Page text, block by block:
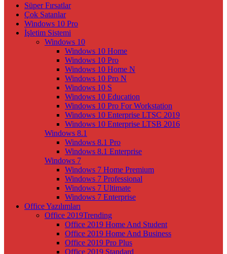
Süper Fırsatlar
Çok Satanlar
Windows 10 Pro
İşletim Sistemi
Windows 10
Windows 10 Home
Windows 10 Pro
Windows 10 Home N
Windows 10 Pro N
Windows 10 S
Windows 10 Education
Windows 10 Pro For Workstation
Windows 10 Enterprise LTSC 2019
Windows 10 Enterprise LTSB 2016
Windows 8.1
Windows 8.1 Pro
Windows 8.1 Enterprise
Windows 7
Windows 7 Home Premium
Windows 7 Professional
Windows 7 Ultimate
Windows 7 Enterprise
Office Yazılımları
Office 2019Trending
Office 2019 Home And Student
Office 2019 Home And Business
Office 2019 Pro Plus
Office 2019 Standard